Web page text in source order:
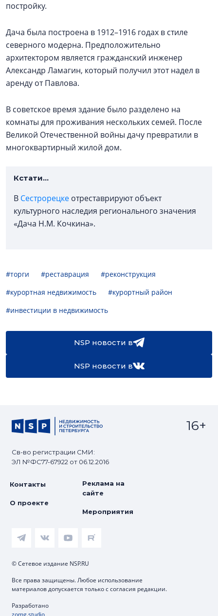
постройку.
Дача была построена в 1912–1916 годах в стиле
северного модерна. Предположительно
архитектором является гражданский инженер
Александр Ламагин, который получил этот надел в
аренду от Павлова.
В советское время здание было разделено на
комнаты для проживания нескольких семей. После
Великой Отечественной войны дачу превратили в
многоквартирный жилой дом.
Кстати...
В Сестрорецке отреставрируют объект
культурного наследия регионального значения
«Дача Н.М. Кочкина».
#торги #реставрация
#реконструкция
#курортная недвижимость
#курортный район
#инвестиции в недвижимость
NSP новости в
NSP новости в
Св-во регистрации СМИ:
ЭЛ №ФС77-67922 от 06.12.2016
16+
Контакты
О проекте
Реклама на
сайте
Мероприятия
© Сетевое издание NSP.RU
Все права защищены. Любое использование
материалов допускается только с согласия редакции.
Разработано
zomg.studio